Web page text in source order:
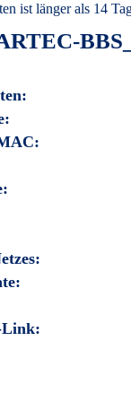
ist länger als 14
Link: